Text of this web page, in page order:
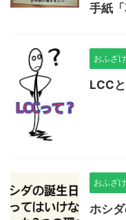
手紙「
おふざけ
LCC
おふざけ
ホシ